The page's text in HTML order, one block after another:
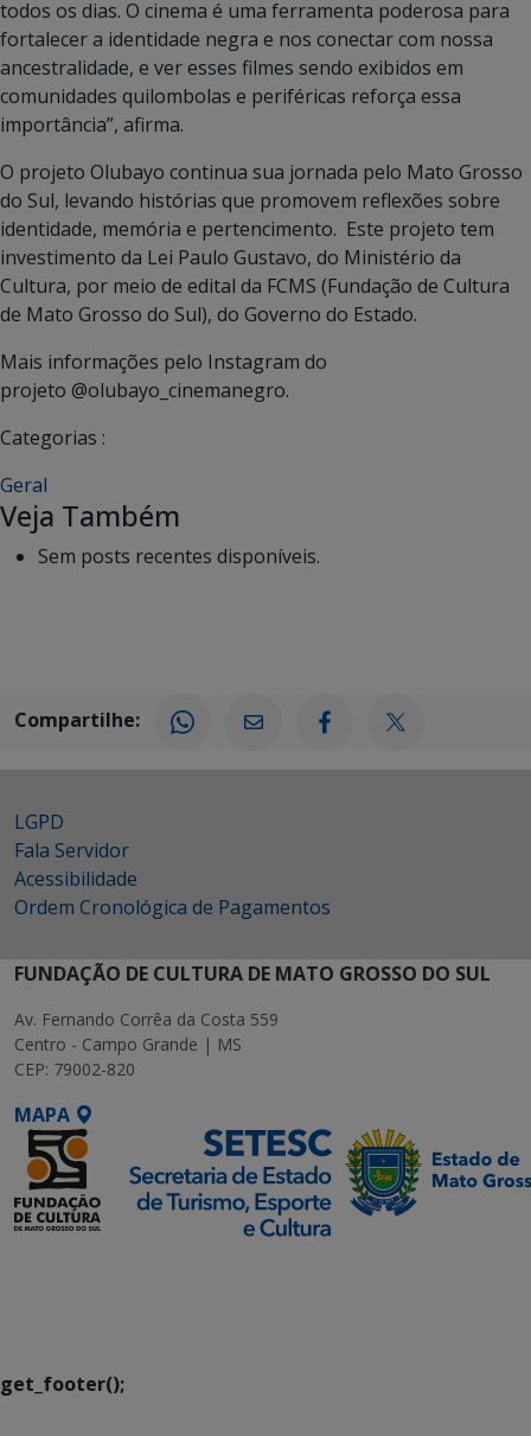
todos os dias. O cinema é uma ferramenta poderosa para
fortalecer a identidade negra e nos conectar com nossa
ancestralidade, e ver esses filmes sendo exibidos em
comunidades quilombolas e periféricas reforça essa
importância”, afirma.
O projeto Olubayo continua sua jornada pelo Mato Grosso
do Sul, levando histórias que promovem reflexões sobre
identidade, memória e pertencimento. Este projeto tem
investimento da Lei Paulo Gustavo, do Ministério da
Cultura, por meio de edital da FCMS (Fundação de Cultura
de Mato Grosso do Sul), do Governo do Estado.
Mais informações pelo Instagram do
projeto @olubayo_cinemanegro.
Categorias :
Geral
Veja Também
Sem posts recentes disponíveis.
Compartilhe:
LGPD
Fala Servidor
Acessibilidade
Ordem Cronológica de Pagamentos
FUNDAÇÃO DE CULTURA DE MATO GROSSO DO SUL
Av. Fernando Corrêa da Costa 559
Centro - Campo Grande | MS
CEP: 79002-820
MAPA
get_footer();